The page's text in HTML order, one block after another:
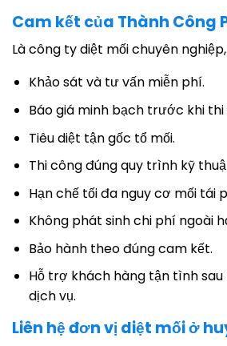
Cam kết của Thành Công
Là công ty diệt mối chuyên
Khảo sát và tư vấn miễn phí.
Báo giá minh bạch trước khi thi
Tiêu diệt tận gốc tổ mối.
Thi công đúng quy trình kỹ
Hạn chế tối đa nguy cơ mối tái
Không phát sinh chi phí ngoài
Bảo hành theo đúng cam kết.
Hỗ trợ khách hàng tận tình
dịch vụ.
Liên hệ đơn vị diệt mối ở